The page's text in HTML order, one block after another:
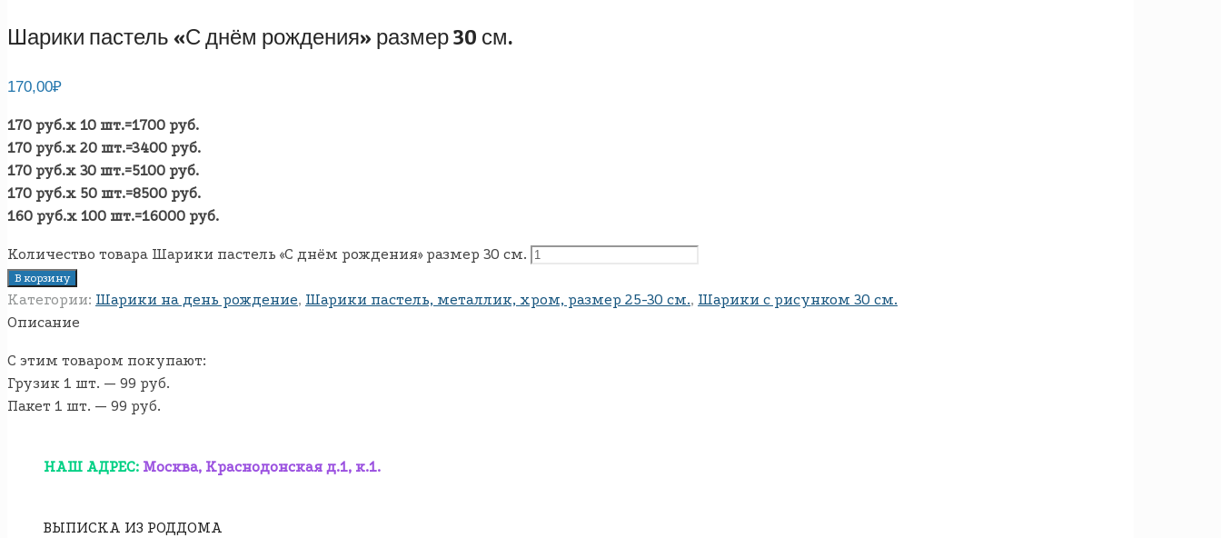
Шарики пастель «С днём рождения» размер 30 см.
170,00₽
170 руб.х 10 шт.=1700 руб.
170 руб.х 20 шт.=3400 руб.
170 руб.х 30 шт.=5100 руб.
170 руб.х 50 шт.=8500 руб.
160 руб.х 100 шт.=16000 руб.
Количество товара Шарики пастель «С днём рождения» размер 30 см.
В корзину
Категории: Шарики на день рождение, Шарики пастель, металлик, хром, размер 25-30 см., Шарики с рисунком 30 см.
Описание
С этим товаром покупают:
Грузик 1 шт. — 99 руб.
Пакет 1 шт. — 99 руб.
НАШ АДРЕС: Москва, Краснодонская д.1, к.1.
ВЫПИСКА ИЗ РОДДОМА